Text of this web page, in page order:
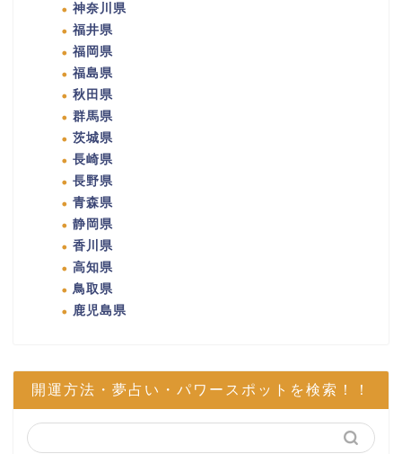
神奈川県
福井県
福岡県
福島県
秋田県
群馬県
茨城県
長崎県
長野県
青森県
静岡県
香川県
高知県
鳥取県
鹿児島県
開運方法・夢占い・パワースポットを検索！！